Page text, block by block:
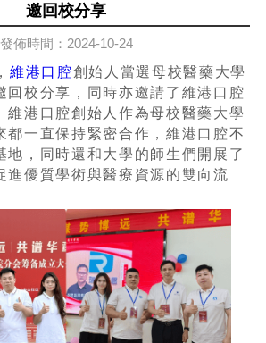
邀回校分享
發佈時間：2024-10-24
維港口腔創始人當選母校醫藥大學
回校分享，同時亦邀請了維港口腔
維港口腔創始人作為母校醫藥大學
都一直保持緊密合作，維港口腔不
地，同時還和大學的師生們開展了
進優質學術與醫療資源的雙向流